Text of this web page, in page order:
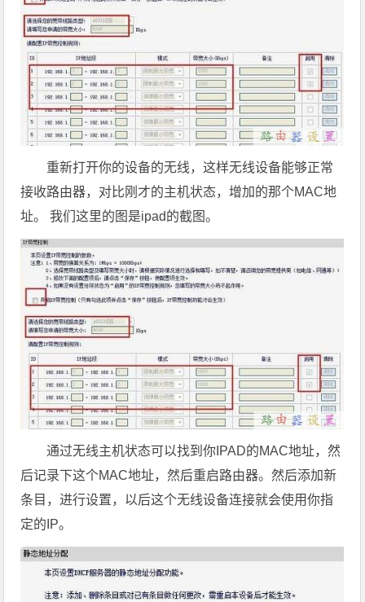
重新打开你的设备的无线，这样无线设备能够正常
接收路由器，对比刚才的主机状态，增加的那个MAC地
址。 我们这里的图是ipad的截图。
通过无线主机状态可以找到你IPAD的MAC地址，然
后记录下这个MAC地址，然后重启路由器。然后添加新
条目，进行设置，以后这个无线设备连接就会使用你指
定的IP。